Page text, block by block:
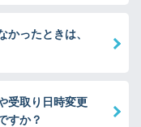
ったときは、
受取り日時変更
すか？